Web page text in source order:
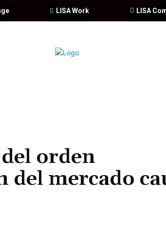
LISA
LISA Work
orden
del mercado